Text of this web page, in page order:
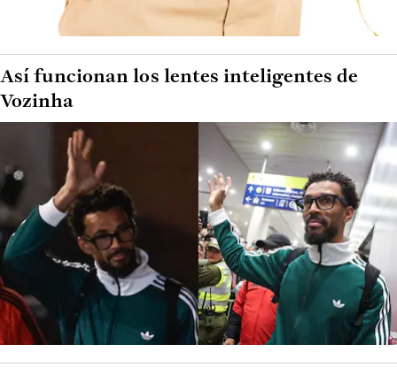
Así funcionan los lentes inteligentes de
Vozinha